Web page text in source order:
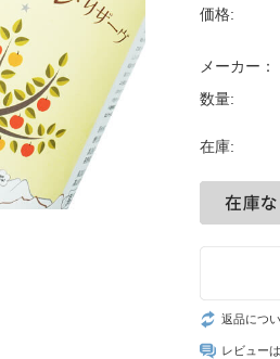
価格:
メーカー：
数量:
在庫:
返品につ
レビュー